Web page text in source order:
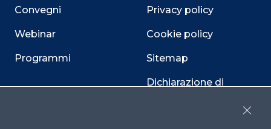
Convegni
Webinar
Programmi
Privacy policy
Cookie policy
Sitemap
Dichiarazione di